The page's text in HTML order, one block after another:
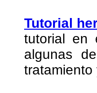
Tutorial
tutorial en
algunas